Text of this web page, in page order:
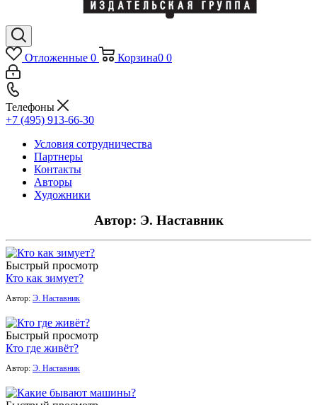
Отложенные 0 Корзина0 0
Телефоны
+7 (495) 913-66-30
Условия сотрудничества
Партнеры
Контакты
Авторы
Художники
Автор: Э. Наставник
Быстрый просмотр
Кто как зимует?
Автор: Э. Наставник
Быстрый просмотр
Кто где живёт?
Автор: Э. Наставник